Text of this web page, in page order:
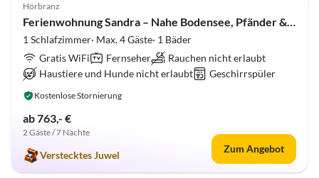
Hörbranz
Ferienwohnung Sandra – Nahe Bodensee, Pfänder & Seeblick
1 Schlafzimmer· Max. 4 Gäste· 1 Bäder
Gratis WiFi
Fernseher
Rauchen nicht erlaubt
Haustiere und Hunde nicht erlaubt
Geschirrspüler
Kostenlose Stornierung
ab 763,- €
2 Gäste / 7 Nächte
Verstecktes Juwel
Zum Angebot